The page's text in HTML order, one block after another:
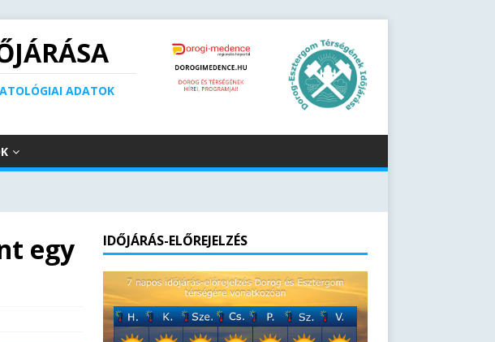
ADATOK
egy
IDŐJÁRÁS-ELŐREJELZÉS